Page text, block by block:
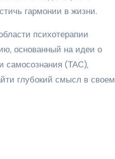
гармонии в жизни.
психотерапии
основанный на идеи о
самосознания (ТАС),
глубокий смысл в своем